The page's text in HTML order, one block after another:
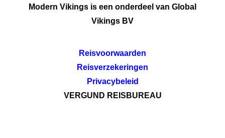
Modern Vikings is een onderdeel van Global
Vikings BV
Reisvoorwaarden
Reisverzekeringen
Privacybeleid
VERGUND REISBUREAU